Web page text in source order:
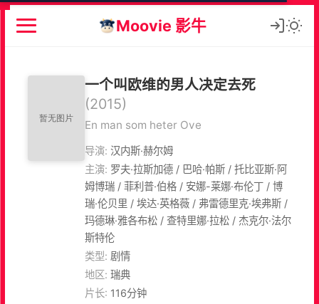
Moovie 影牛
一个叫欧维的男人决定去死
(2015)
En man som heter Ove
导演: 汉内斯·赫尔姆
主演: 罗夫·拉斯加德 / 巴哈·帕斯 / 托比亚斯·阿
姆博瑞 / 菲利普·伯格 / 安娜-莱娜·布伦丁 / 博
瑞·伦贝里 / 埃达·英格薇 / 弗雷德里克·埃弗斯 /
玛德琳·雅各布松 / 查特里娜·拉松 / 杰克尔·法尔
斯特伦
类型: 剧情
地区: 瑞典
片长: 116分钟